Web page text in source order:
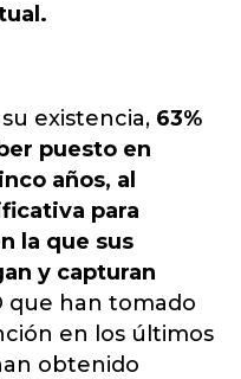
existencia, 63%
puesto en
años, al
para
la que sus
y capturan
que han tomado
en los últimos
obtenido